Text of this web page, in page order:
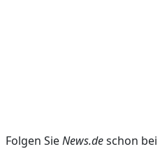
Folgen SieNews.deschon bei